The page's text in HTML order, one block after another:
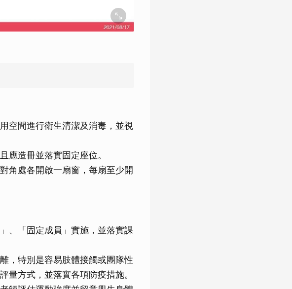
空間進行衛生清潔及消毒，並視
應造冊並落實固定座位。
角處各開啟一扇窗，每扇至少開
、「固定成員」實施，並落實課
，特別是容易肢體接觸或團隊性
量方式，並落實各項防疫措施。